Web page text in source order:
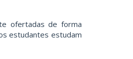
ofertadas de forma
estudantes estudam